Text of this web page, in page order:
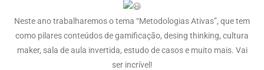
Neste ano trabalharemos o tema “Metodologias Ativas”, que tem
como pilares conteúdos de gamificação, desing thinking, cultura
maker, sala de aula invertida, estudo de casos e muito mais. Vai
ser incrível!